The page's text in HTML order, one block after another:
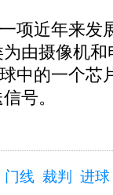
近年来发
由摄像机
中的一个芯
号。
门线 裁判 进球